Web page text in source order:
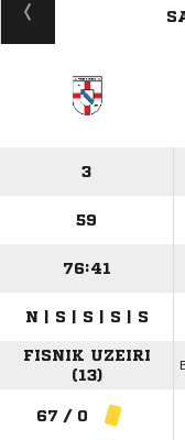
3
59
76:41
N | S | S | S | S
FISNIK UZEIRI
(13)
67 / 0